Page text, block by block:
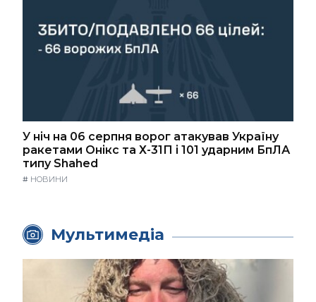
У ніч на 06 серпня ворог атакував Україну
ракетами Онікс та Х-31П і 101 ударним БпЛА
типу Shahed
# НОВИНИ
Мультимедіа